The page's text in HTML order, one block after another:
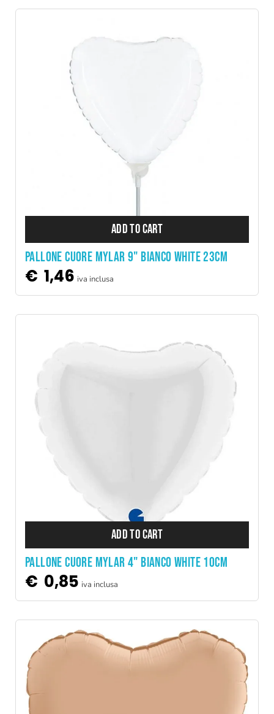
ADD TO CART
PALLONE CUORE MYLAR 9" BIANCO WHITE 23CM
€ 1,46 iva inclusa
ADD TO CART
PALLONE CUORE MYLAR 4" BIANCO WHITE 10CM
€ 0,85 iva inclusa